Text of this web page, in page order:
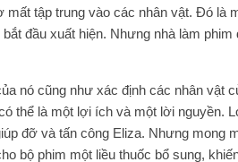
tập trung vào các nhân vật. Đó là
đầu xuất hiện. Nhưng nhà làm
nó cũng như xác định các nhân vật
thể là một lợi ích và một lời nguyền.
đỡ và tấn công Eliza. Nhưng mong
bộ phim một liều thuốc bổ sung,